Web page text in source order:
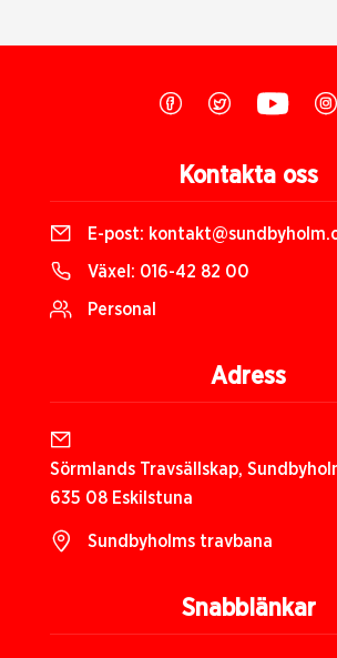
Snabblänkar
Kontakta oss
E-post:
Växel: 016-42 82 00
Personal
Adress
Sörmlands Travsällskap,
635 08 Eskilstuna
Sundbyholms travbana